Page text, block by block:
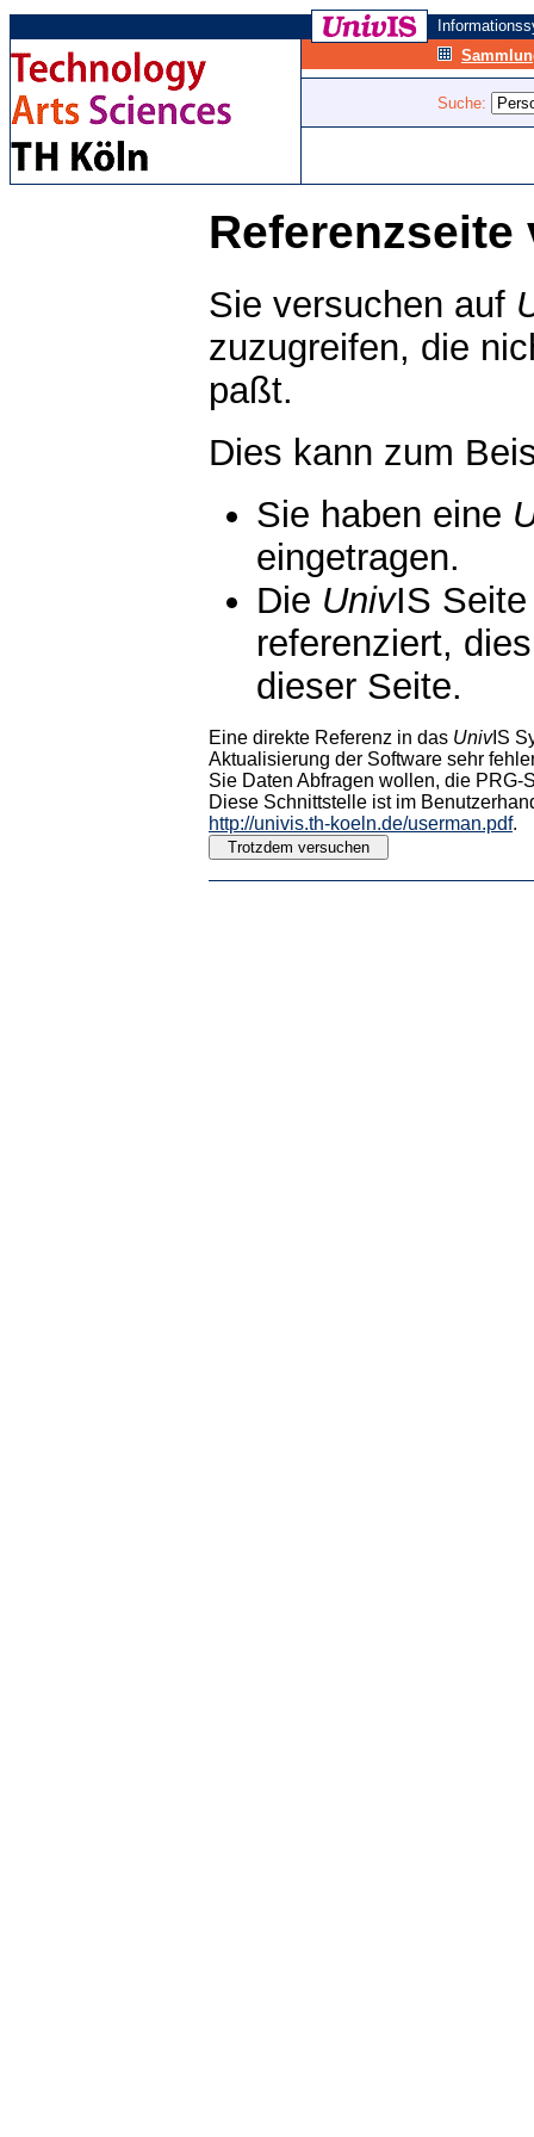
Suche:
Referenzseite
Sie versuchen auf
zuzugreifen, die
paßt.
Dies kann zum
Sie haben eine
eingetragen.
Die UnivIS
referenziert,
dieser Seite.
Eine direkte Referenz in das UnivIS
Aktualisierung der Software sehr
Sie Daten Abfragen wollen, die PRG-
Diese Schnittstelle ist im
http://univis.th-koeln.de/userman.pdf.